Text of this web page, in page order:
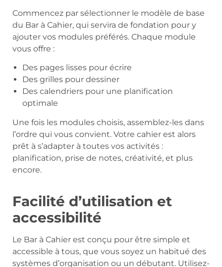
Commencez par sélectionner le modèle de base
du Bar à Cahier, qui servira de fondation pour y
ajouter vos modules préférés. Chaque module
vous offre :
Des pages lisses pour écrire
Des grilles pour dessiner
Des calendriers pour une planification
optimale
Une fois les modules choisis, assemblez-les dans
l’ordre qui vous convient. Votre cahier est alors
prêt à s’adapter à toutes vos activités :
planification, prise de notes, créativité, et plus
encore.
Facilité d’utilisation et
accessibilité
Le Bar à Cahier est conçu pour être simple et
accessible à tous, que vous soyez un habitué des
systèmes d’organisation ou un débutant. Utilisez-